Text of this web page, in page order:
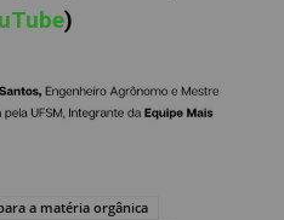
)
a matéria orgânica